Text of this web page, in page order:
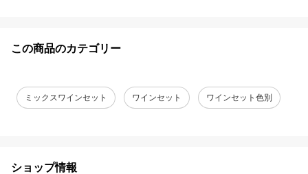
この商品のカテゴリー
ミックスワインセット ワインセット ワインセット色別
ショップ情報